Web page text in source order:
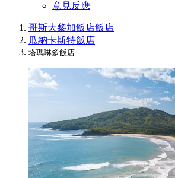
意見反應
哥斯大黎加飯店飯店
瓜納卡斯特飯店
塔瑪琳多飯店